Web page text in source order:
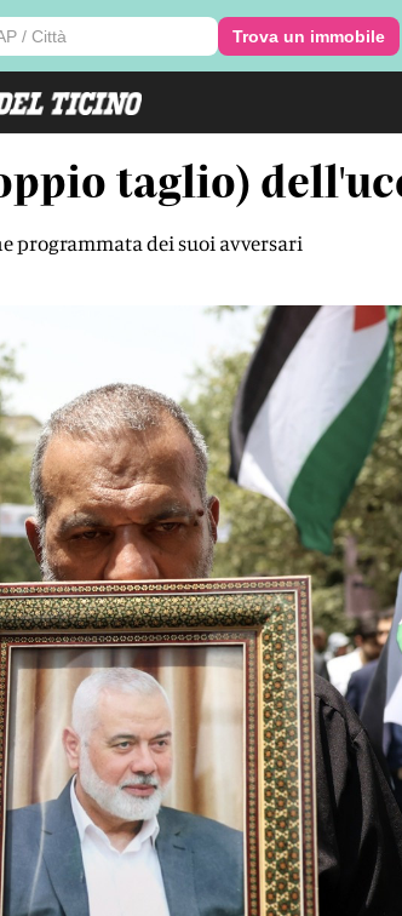
Trova un immobile
taglio)
programmata dei suoi avversari